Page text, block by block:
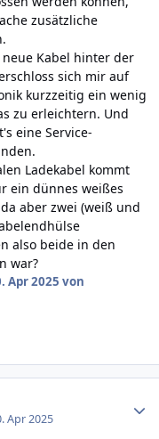
zusätzliche
Kabel hinter der
sich mir auf
kurzzeitig ein wenig
zu erleichtern. Und
eine Service-
Ladekabel kommt
ein dünnes weißes
aber zwei (weiß und
also beide in den
war?
Apr 2025 von
Apr 2025